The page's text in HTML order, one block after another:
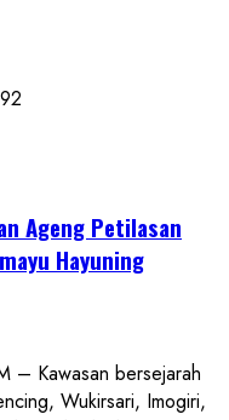
Ageng Petilasan
Hayuning
– Kawasan bersejarah
Wukirsari, Imogiri,